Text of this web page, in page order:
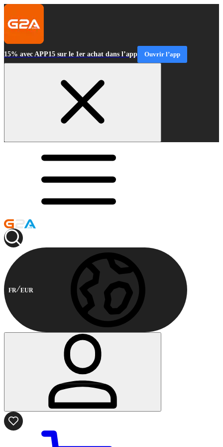
15% avec APP15 sur le 1er achat dans l’app Ouvrir l’app
FR EUR